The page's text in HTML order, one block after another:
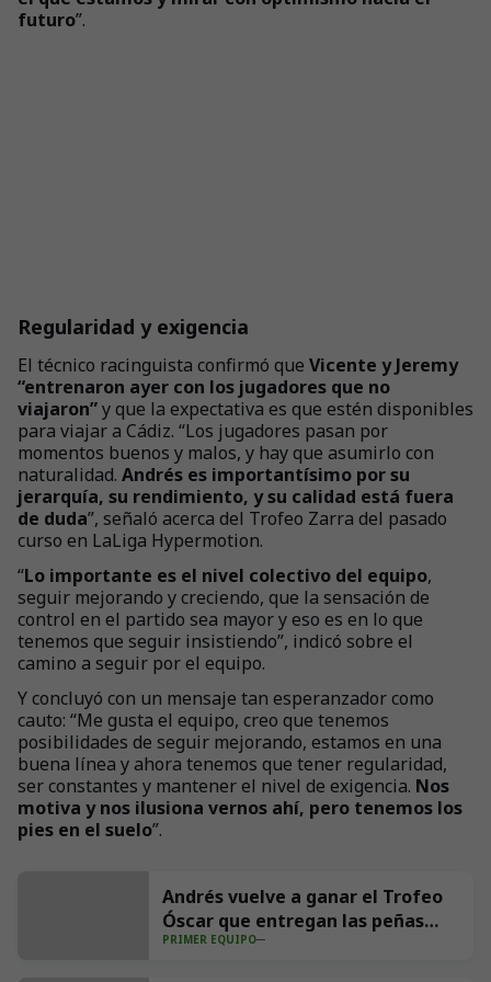
futuro”.
Regularidad y exigencia
El técnico racinguista confirmó que Vicente y Jeremy
“entrenaron ayer con los jugadores que no
viajaron”y que la expectativa es que estén disponibles
para viajar a Cádiz. “Los jugadores pasan por
momentos buenos y malos, y hay que asumirlo con
naturalidad. Andrés es importantísimo por su
jerarquía, su rendimiento, y su calidad está fuera
de duda”, señaló acerca del Trofeo Zarra del pasado
curso en LaLiga Hypermotion.
“Lo importante es el nivel colectivo del equipo,
seguir mejorando y creciendo, que la sensación de
control en el partido sea mayor y eso es en lo que
tenemos que seguir insistiendo”, indicó sobre el
camino a seguir por el equipo.
Y concluyó con un mensaje tan esperanzador como
cauto: “Me gusta el equipo, creo que tenemos
posibilidades de seguir mejorando, estamos en una
buena línea y ahora tenemos que tener regularidad,
ser constantes y mantener el nivel de exigencia. Nos
motiva y nos ilusiona vernos ahí, pero tenemos los
pies en el suelo”.
Andrés vuelve a ganar el Trofeo
Óscar que entregan las peñas
Aúpa Racing y El Cachopo
PRIMER EQUIPO